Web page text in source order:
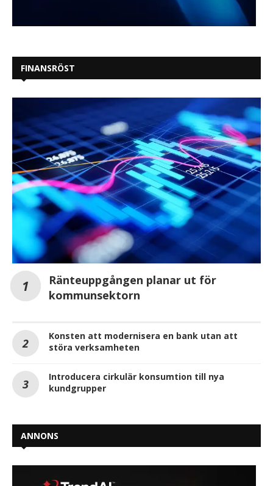
FINANSRÖST
Ränteuppgången planar ut för
kommunsektorn
Konsten att modernisera en bank utan att
störa verksamheten
Introducera cirkulär konsumtion till nya
kundgrupper
ANNONS